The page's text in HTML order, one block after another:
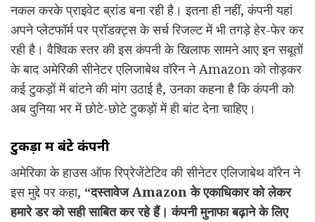
नकल करके प्राइवेट ब्रांड बना रही है। इतना ही नहीं, कंपनी यहां
अपने प्लेटफॉर्म पर प्रॉडक्ट्स के सर्च रिजल्ट में भी तगड़े हेर-फेर कर
रही है। वैश्विक स्तर की इस कंपनी के खिलाफ सामने आए इन सबूतों
के बाद अमेरिकी सीनेटर एलिजाबेथ वॉरेन ने Amazon को तोड़कर
कई टुकड़ों में बांटने की मांग उठाई है, उनका कहना है कि कंपनी को
अब दुनिया भर में छोटे-छोटे टुकड़ों में ही बांट देना चाहिए।
टुकड़ों में बंटे कंपनी
अमेरिका के हाउस ऑफ रिप्रेजेंटेटिव की सीनेटर एलिजाबेथ वॉरेन ने
इस मुद्दे पर कहा, “दस्तावेज Amazon के एकाधिकार को लेकर
हमारे डर को सही साबित कर रहे हैं। कंपनी मुनाफा बढ़ाने के लिए